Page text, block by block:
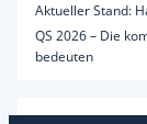
Aktueller Stand:
QS 2026 – Die
bedeuten